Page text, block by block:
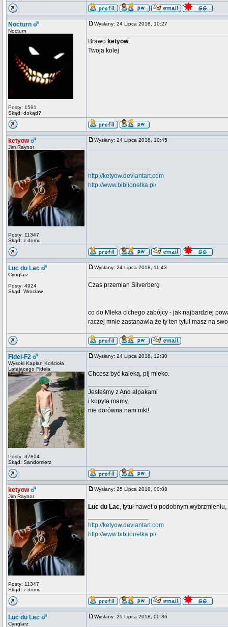
Nocturn
Nocturn
Posty: 1591
Skąd: dokąd?
Wysłany: 24 Lipca 2018, 10:27
Brawo ketyow,
Twoja kolej
ketyow
Jim Raynor
Posty: 11347
Skąd: z domu
Wysłany: 24 Lipca 2018, 10:45
http://ketyow.deviantart.com
http://www.biblionetka.pl/
Luc du Lac
Cynglarz
Posty: 4924
Skąd: Wrocław
Wysłany: 24 Lipca 2018, 11:43
Czas przemian Silverberg
co do Mleka cichego zabójcy - jak najbardziej
raczej mnie zastanawia że ty ten tytuł masz na
Fidel-F2
Wysoki Kapłan Kościoła
Latającego Fidela
Posty: 37804
Skąd: Sandomierz
Wysłany: 24 Lipca 2018, 12:30
Chcesz być kaleką, pij mleko.
Jesteśmy z And alpakami
i kopyta mamy,
nie dorówna nam nikt!
ketyow
Jim Raynor
Posty: 11347
Skąd: z domu
Wysłany: 25 Lipca 2018, 00:08
Luc du Lac, tytuł nawet o podobnym
http://ketyow.deviantart.com
http://www.biblionetka.pl/
Luc du Lac
Cynglarz
Wysłany: 25 Lipca 2018, 00:36